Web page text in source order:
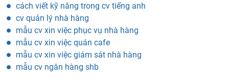
cách viết kỹ năng trong cv tiếng anh
cv quản lý nhà hàng
mẫu cv xin việc phục vụ nhà hàng
mẫu cv xin việc quán cafe
mẫu cv xin việc giám sát nhà hàng
mẫu cv ngân hàng shb